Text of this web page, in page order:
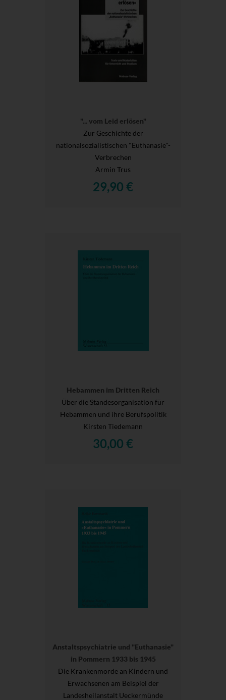
"... vom Leid erlösen"
Zur Geschichte der
nationalsozialistischen "Euthanasie"-
Verbrechen
Armin Trus
29,90 €
Hebammen im Dritten Reich
Über die Standesorganisation für
Hebammen und ihre Berufspolitik
Kirsten Tiedemann
30,00 €
Anstaltspsychiatrie und "Euthanasie"
in Pommern 1933 bis 1945
Die Krankenmorde an Kindern und
Erwachsenen am Beispiel der
Landesheilanstalt Ueckermünde